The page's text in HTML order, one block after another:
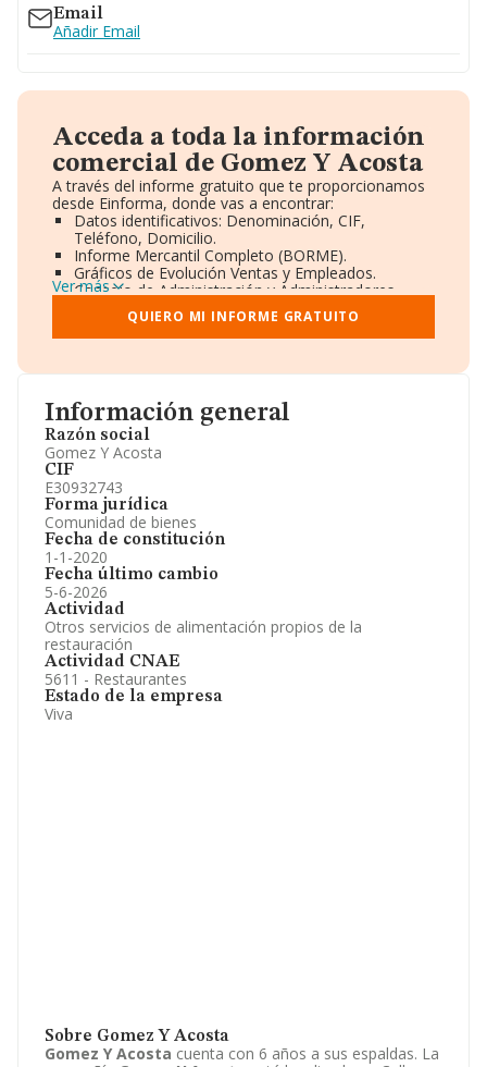
Información general
Razón social
Gomez Y Acosta
CIF
E30932743
Forma jurídica
Comunidad de bienes
Fecha de constitución
1-1-2020
Fecha último cambio
5-6-2026
Actividad
Otros servicios de alimentación propios de la
restauración
Actividad CNAE
5611 - Restaurantes
Estado de la empresa
Viva
Sobre Gomez Y Acosta
Gomez Y Acosta cuenta con 6 años a sus espaldas. La
Email
Añadir Email
Acceda a toda la información
comercial de Gomez Y Acosta
A través del informe gratuito que te proporcionamos
desde Einforma, donde vas a encontrar:
Datos identificativos: Denominación, CIF,
Teléfono, Domicilio.
Informe Mercantil Completo (BORME).
Gráficos de Evolución Ventas y Empleados.
Consejo de Administración y Administradores.
Directivos y Ejecutivos.
Accionistas.
Participaciones y Vinculaciones en otras empresas.
Información oficial y registral complementaria.
Ver más
QUIERO MI INFORME GRATUITO